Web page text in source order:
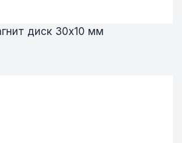
диск 30х10 мм